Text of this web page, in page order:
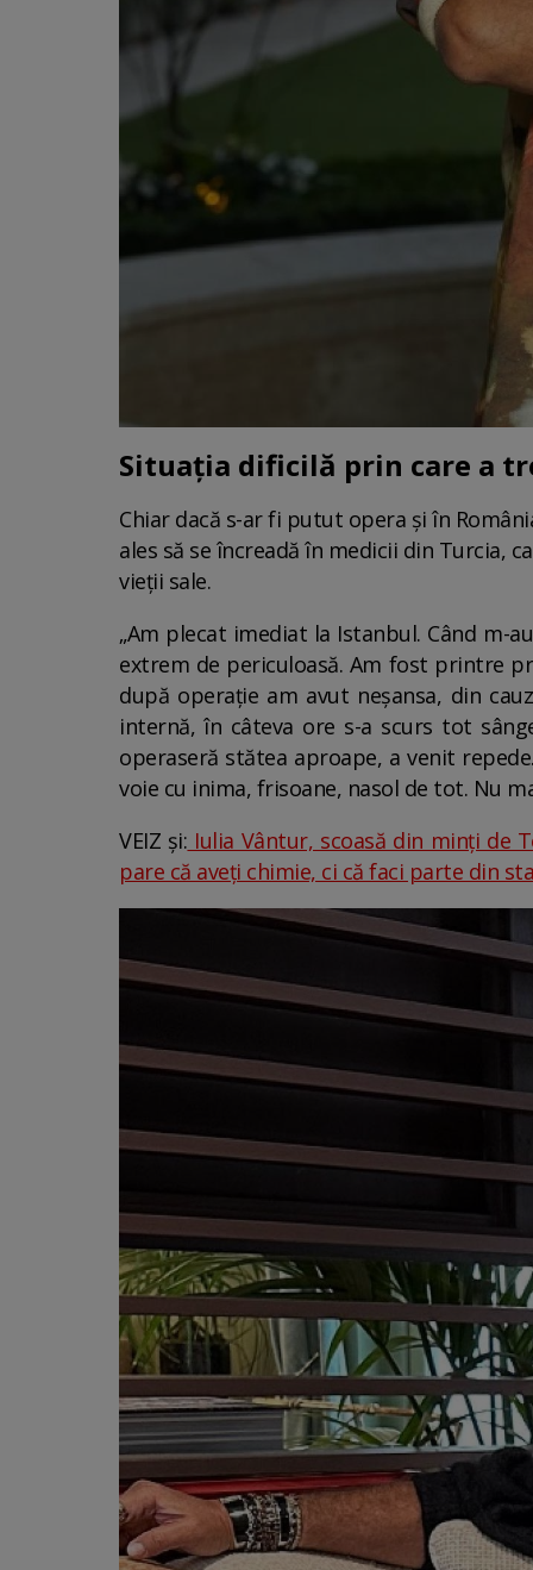
Situația dificilă prin care a
Chiar dacă s-ar fi putut opera și în
ales să se încreadă în medicii din Turcia,
vieții sale.
„Am plecat imediat la Istanbul. Când m-
extrem de periculoasă. Am fost printre
după operație am avut neșansa, din
internă, în câteva ore s-a scurs tot
operaseră stătea aproape, a venit
voie cu inima, frisoane, nasol de tot. Nu
VEIZ și: Iulia Vântur, scoasă din minți de
pare că aveți chimie, ci că faci parte din